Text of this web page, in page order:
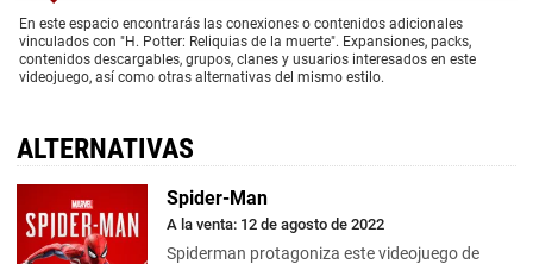
En este espacio encontrarás las conexiones o contenidos adicionales
vinculados con "H. Potter: Reliquias de la muerte". Expansiones, packs,
contenidos descargables, grupos, clanes y usuarios interesados en este
videojuego, así como otras alternativas del mismo estilo.
ALTERNATIVAS
Spider-Man
A la venta: 12 de agosto de 2022
Spiderman protagoniza este videojuego de